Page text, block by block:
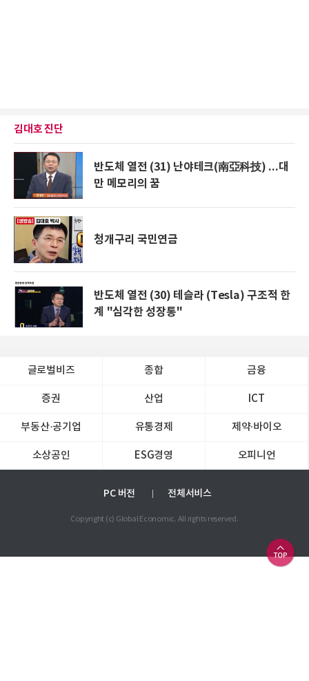
김대호 진단
반도체 열전 (31) 난야테크(南亞科技) ...대
만 메모리의 꿈
청개구리 국민연금
반도체 열전 (30) 테슬라 (Tesla) 구조적 한
계 "심각한 성장통"
글로벌비즈 종합 금융
증권 산업 ICT
부동산·공기업 유통경제 제약∙바이오
소상공인 ESG경영 오피니언
PC 버전 전체서비스
Copyright (c) Global Economic. All rights reserved.